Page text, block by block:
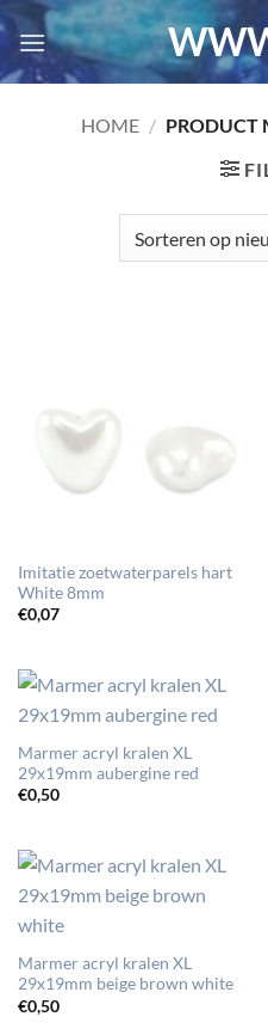
Ga
naar
inhoud
HOME / PRODUCT
Imitatie zoetwaterparels hart
White 8mm
€0,07
Marmer acryl kralen XL
29x19mm aubergine red
€0,50
Marmer acryl kralen XL
29x19mm beige brown white
€0,50